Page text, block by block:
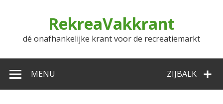
RekreaVakkrant
dé onafhankelijke krant voor de recreatiemarkt
ZIJBALK
MENU